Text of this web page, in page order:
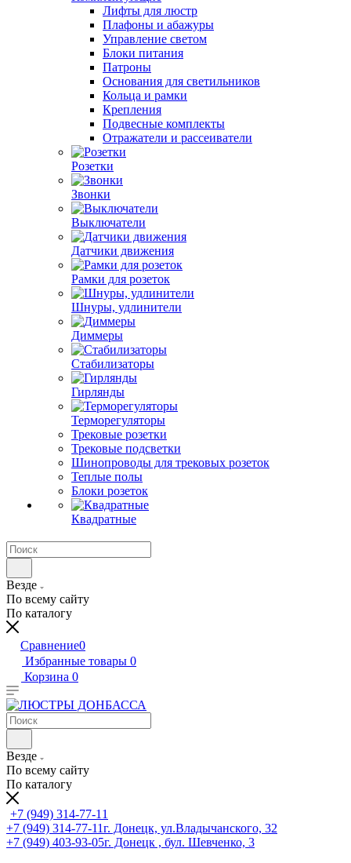
Лифты для люстр
Плафоны и абажуры
Управление светом
Блоки питания
Патроны
Основания для светильников
Кольца и рамки
Крепления
Подвесные комплекты
Отражатели и рассеиватели
Розетки
Звонки
Выключатели
Датчики движения
Рамки для розеток
Шнуры, удлинители
Диммеры
Стабилизаторы
Гирлянды
Терморегуляторы
Трековые розетки
Трековые подсветки
Шинопроводы для трековых розеток
Теплые полы
Блоки розеток
Квадратные
Везде
По всему сайту
По каталогу
Сравнение0
Избранные товары 0
Корзина 0
Везде
По всему сайту
По каталогу
+7 (949) 314-77-11
+7 (949) 314-77-11г. Донецк, ул.Владычанского, 32
+7 (949) 403-93-05г. Донецк , бул. Шевченко, 3